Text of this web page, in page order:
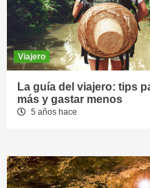
Viajero
La guía del viajero: tips
más y gastar menos
5 años hace